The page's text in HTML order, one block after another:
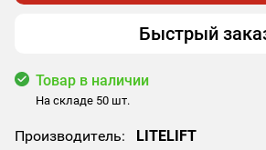
Быстрый
Товар в наличии
На складе 50 шт.
Производитель:
LITELIFT